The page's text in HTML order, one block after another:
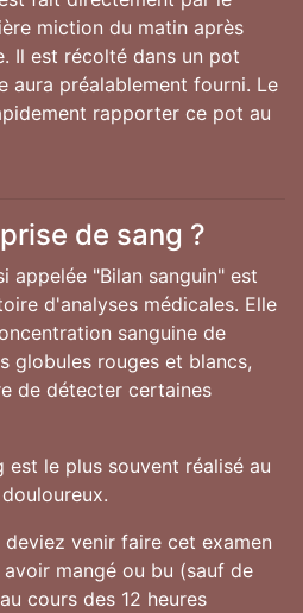
miction du matin après
Il est récolté dans un pot
aura préalablement fourni. Le
rapporter ce pot au
de sang ?
appelée "Bilan sanguin" est
d'analyses médicales. Elle
sanguine de
globules rouges et blancs,
de détecter certaines
est le plus souvent réalisé au
venir faire cet examen
mangé ou bu (sauf de
cours des 12 heures